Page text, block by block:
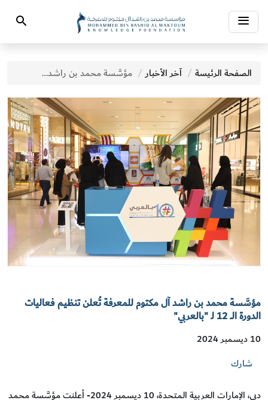
Toggle
navigation
Search
الصفحة الرئيسة آخر الأخبار مؤسَّسة محمد بن راشد آل مكتوم للمعرفة تُعلن تنظيم فعاليات الدورة الـــ 12 لـ "بالعربي"
مؤسَّسة محمد بن راشد آل مكتوم للمعرفة تُعلن تنظيم فعاليات
الدورة الـــ 12 لـ "بالعربي"
10 ديسمبر 2024
شارك
دبي، الإمارات العربية المتحدة، 10 ديسمبر 2024- أعلنت مؤسَّسة محمد